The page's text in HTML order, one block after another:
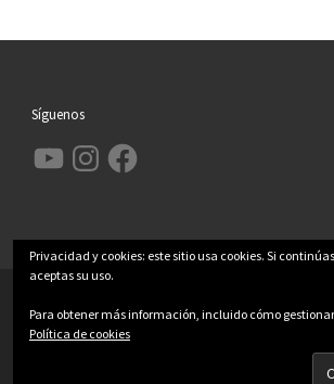
Síguenos
YouTube InstagramFacebook
Funciona con
Privacidad y cookies: este sitio usa cookies. Si
aceptas su uso.
Para obtener más información, incluido cómo
Política de cookies